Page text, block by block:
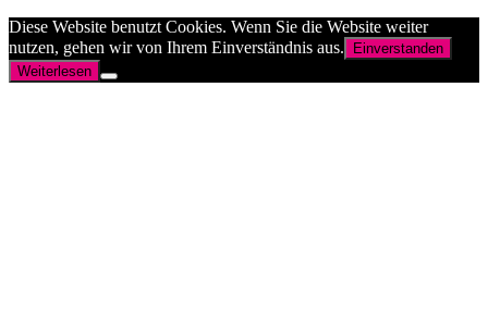
Diese Website benutzt Cookies. Wenn Sie die Website weiter
nutzen, gehen wir von Ihrem Einverständnis aus.
Einverstanden
Weiterlesen